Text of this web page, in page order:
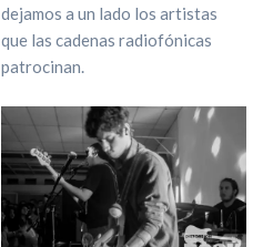
dejamos a un lado los artistas
que las cadenas radiofónicas
patrocinan.